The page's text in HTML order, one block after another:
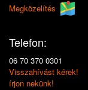
Megközelítés
Telefon:
06 70 370 0301
Visszahívást kérek!
írjon nekünk!